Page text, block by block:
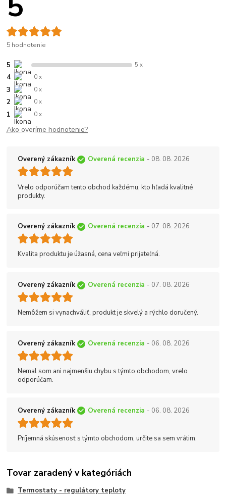
5 hodnotenie
5 5 x
4 0 x
3 0 x
2 0 x
1 0 x
Ako overíme hodnotenie?
Overený zákazník Overená recenzia - 08. 08. 2026
Vrelo odporúčam tento obchod každému, kto hľadá kvalitné
produkty.
Overený zákazník Overená recenzia - 07. 08. 2026
Kvalita produktu je úžasná, cena veľmi prijateľná.
Overený zákazník Overená recenzia - 07. 08. 2026
Nemôžem si vynachváliť, produkt je skvelý a rýchlo doručený.
Overený zákazník Overená recenzia - 06. 08. 2026
Nemal som ani najmenšiu chybu s týmto obchodom, vrelo
odporúčam.
Overený zákazník Overená recenzia - 06. 08. 2026
Príjemná skúsenosť s týmto obchodom, určite sa sem vrátim.
Tovar zaradený v kategóriách
Termostaty - regulátory teploty